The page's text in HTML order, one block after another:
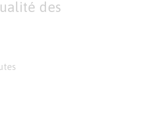
des